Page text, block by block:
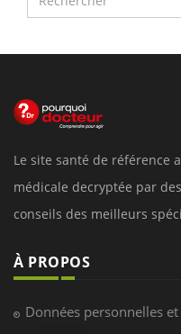
Le site santé de référence
médicale decryptée par
conseils des meilleurs
À PROPOS
Données personnelles